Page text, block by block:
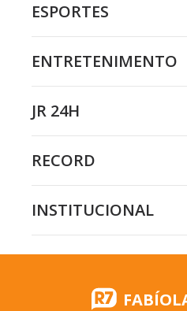
ESPORTES
ENTRETENIMENTO
JR 24H
RECORD
INSTITUCIONAL